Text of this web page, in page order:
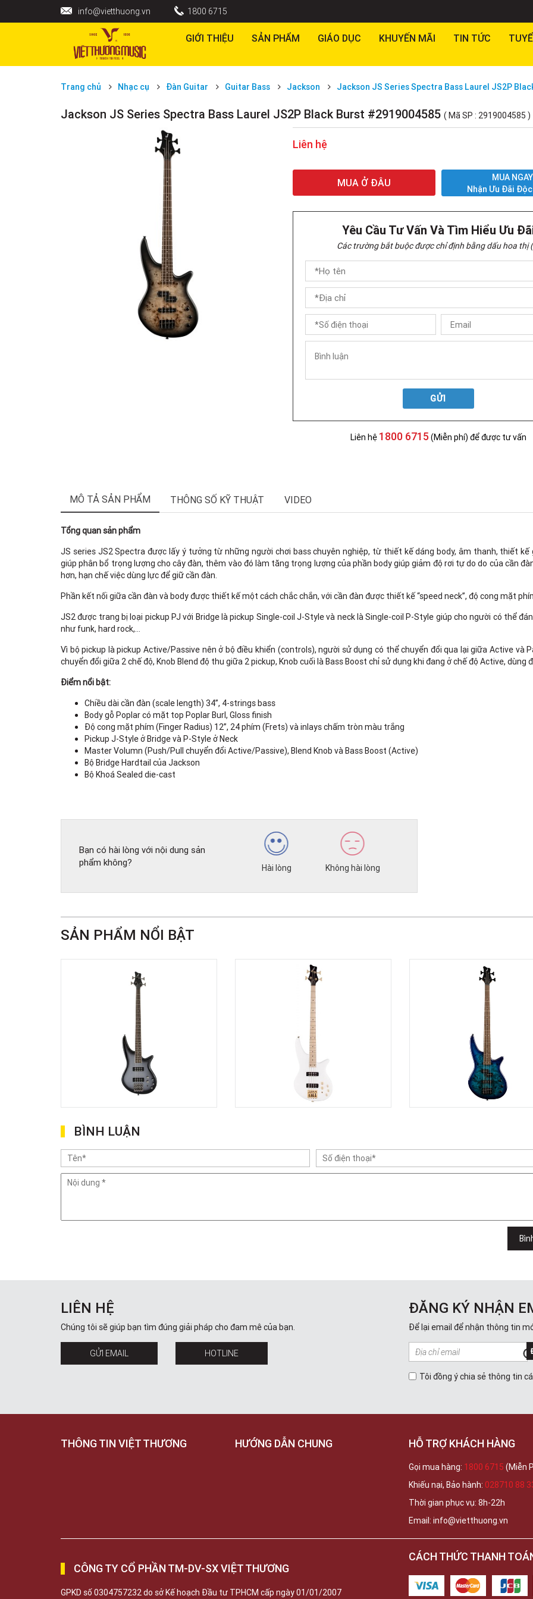
info@vietthuong.vn 1800 6715
GIỚI THIỆU SẢN PHẨM GIÁO DỤC KHUYẾN MÃI TIN TỨC
Trang chủ Nhạc cụ Đàn Guitar Guitar Bass Jackson Jackson JS Series Spectra Bass Laurel JS2P
Jackson JS Series Spectra Bass Laurel JS2P Black Burst #2919004585 ( Mã SP : 2919004585 )
Liên hệ
MUA Ở ĐÂU
MUA NGAY
Nhận Ưu Đãi Độc
Yêu Cầu Tư Vấn Và Tìm Hiểu Ưu
Các trường bắt buộc được chỉ định bằng dấu hoa thị
GỬI
Liên hệ 1800 6715 (Miễn phí) để được tư vấn
MÔ TẢ SẢN PHẨM THÔNG SỐ KỸ THUẬT VIDEO
Tổng quan sản phẩm
JS series JS2 Spectra được lấy ý tưởng từ những người chơi bass chuyên nghiệp, từ thiết kế dáng body, âm thanh, thiết kế
giúp phân bổ trọng lượng cho cây đàn, thêm vào đó làm tăng trọng lượng của phần body giúp giảm độ rơi tự do do của cần
hơn, hạn chế việc dùng lực để giữ cần đàn.
Phần kết nối giữa cần đàn và body được thiết kế một cách chắc chắn, với cần đàn được thiết kế “speed neck”, độ cong mặt
JS2 được trang bị loại pickup PJ với Bridge là pickup Single-coil J-Style và neck là Single-coil P-Style giúp cho người có thể
như funk, hard rock,…
Vì bộ pickup là pickup Active/Passive nên ở bộ điều khiển (controls), người sử dụng có thể chuyển đổi qua lại giữa Active và
chuyển đổi giữa 2 chế độ, Knob Blend độ thu giữa 2 pickup, Knob cuối là Bass Boost chỉ sử dụng khi đang ở chế độ Active, dùng
Điểm nổi bật:
Chiều dài cần đàn (scale length) 34”, 4-strings bass
Body gỗ Poplar có mặt top Poplar Burl, Gloss finish
Độ cong mặt phím (Finger Radius) 12”, 24 phím (Frets) và inlays chấm tròn màu trắng
Pickup J-Style ở Bridge và P-Style ở Neck
Master Volumn (Push/Pull chuyển đổi Active/Passive), Blend Knob và Bass Boost (Active)
Bộ Bridge Hardtail của Jackson
Bộ Khoá Sealed die-cast
Bạn có hài lòng với nội dung sản
phẩm không?
Hài lòng Không hài lòng
SẢN PHẨM NỔI BẬT
BÌNH LUẬN
LIÊN HỆ
Chúng tôi sẽ giúp bạn tìm đúng giải pháp cho đam mê của bạn.
GỬI EMAIL HOTLINE
ĐĂNG KÝ NHẬN
Để lại email để nhận thông tin
Tôi đồng ý chia sẻ thông tin
THÔNG TIN VIỆT THƯƠNG HƯỚNG DẪN CHUNG HỖ TRỢ KHÁCH HÀNG
Gọi mua hàng: 1800 6715 (Miễn
Khiếu nại, Bảo hành: 028710 88
Thời gian phục vụ: 8h-22h
Email: info@vietthuong.vn
CÔNG TY CỔ PHẦN TM-DV-SX VIỆT THƯƠNG
GPKD số 0304757232 do sở Kế hoạch Đầu tư TPHCM cấp ngày 01/01/2007
CÁCH THỨC THANH